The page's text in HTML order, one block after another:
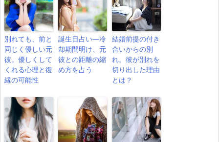
別れても、前と
同じく優しい元
彼。優しくして
くれる心理と復
縁の可能性
誕生日占い―冷
却期間明け、元
彼との距離の縮
め方を占う
結婚前提の付き
合いからの別
れ。彼が別れを
切り出した理由
とは？